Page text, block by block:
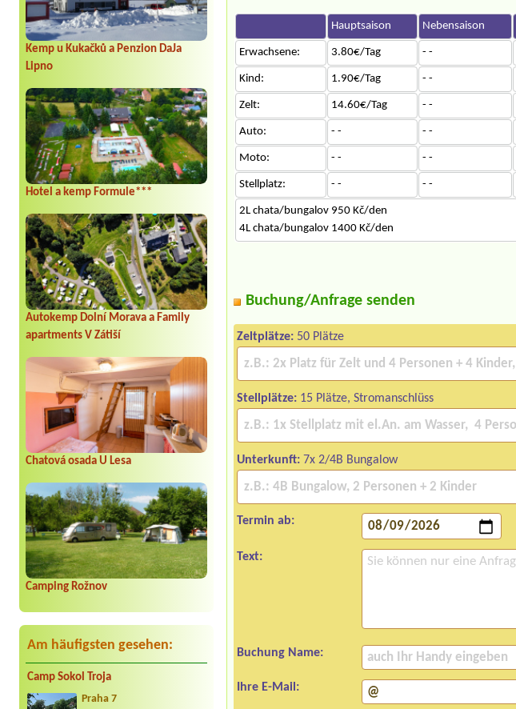
Kemp u Kukačků a Penzion DaJa
Lipno
Hotel a kemp Formule***
Autokemp Dolní Morava a Family
apartments V Zátiší
Chatová osada U Lesa
Camping Rožnov
Am häufigsten gesehen:
Camp Sokol Troja
Praha 7
Hauptsaison Nebensaison
Erwachsene: 3.80€/Tag - -
Kind: 1.90€/Tag - -
Zelt: 14.60€/Tag - -
Auto: - - - -
Moto: - - - -
Stellplatz: - - - -
2L chata/bungalov 950 Kč/den
4L chata/bungalov 1400 Kč/den
Buchung/Anfrage senden
Zeltplätze: 50 Plätze
Stellplätze: 15 Plätze, Stromanschlüss
Unterkunft: 7x 2/4B Bungalow
Termin ab:
Text:
Buchung Name:
Ihre E-Mail: